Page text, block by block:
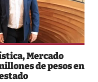
Mercado
de pesos en